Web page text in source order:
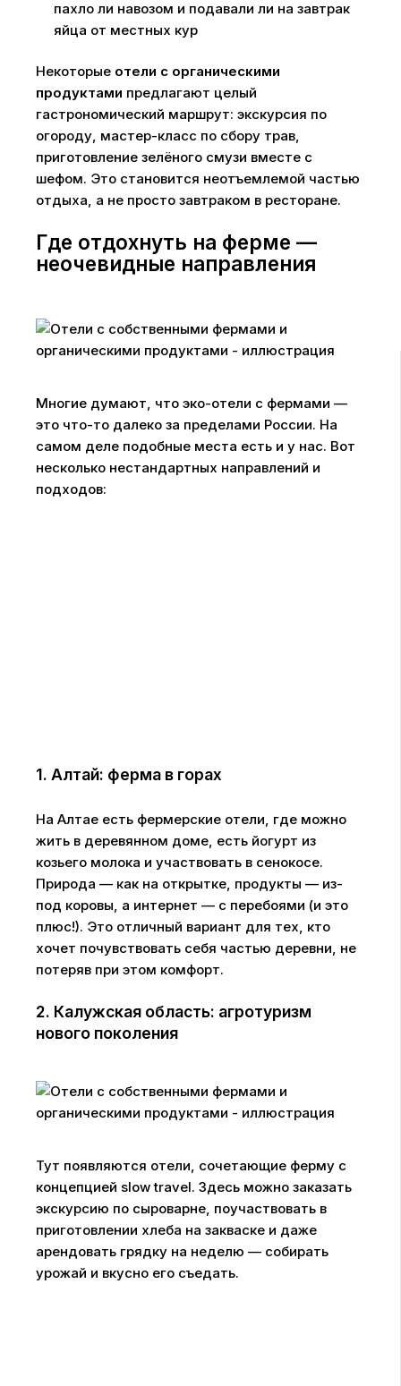
пахло ли навозом и подавали ли на завтрак
яйца от местных кур
Некоторые отели с органическими
продуктами предлагают целый
гастрономический маршрут: экскурсия по
огороду, мастер-класс по сбору трав,
приготовление зелёного смузи вместе с
шефом. Это становится неотъемлемой частью
отдыха, а не просто завтраком в ресторане.
Где отдохнуть на ферме —
неочевидные направления
Многие думают, что эко-отели с фермами —
это что-то далеко за пределами России. На
самом деле подобные места есть и у нас. Вот
несколько нестандартных направлений и
подходов:
1. Алтай: ферма в горах
На Алтае есть фермерские отели, где можно
жить в деревянном доме, есть йогурт из
козьего молока и участвовать в сенокосе.
Природа — как на открытке, продукты — из-
под коровы, а интернет — с перебоями (и это
плюс!). Это отличный вариант для тех, кто
хочет почувствовать себя частью деревни, не
потеряв при этом комфорт.
2. Калужская область: агротуризм
нового поколения
Тут появляются отели, сочетающие ферму с
концепцией slow travel. Здесь можно заказать
экскурсию по сыроварне, поучаствовать в
приготовлении хлеба на закваске и даже
арендовать грядку на неделю — собирать
урожай и вкусно его съедать.